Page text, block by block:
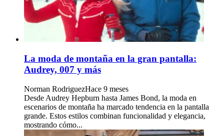
La moda de montaña en la gran pantalla:
Audrey, 007 y más
Norman RodriguezHace 9 meses
Desde Audrey Hepburn hasta James Bond, la moda en
escenarios de montaña ha marcado tendencia en la pantalla
grande. Estos estilos combinan funcionalidad y elegancia,
mostrando cómo...